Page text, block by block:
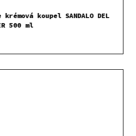
koupel SANDALO DEL
500 ml